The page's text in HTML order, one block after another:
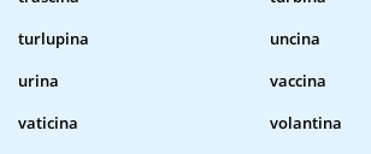
turlupina
uncina
urina
vaccina
vaticina
volantina